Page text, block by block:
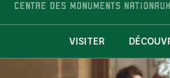
VISITER